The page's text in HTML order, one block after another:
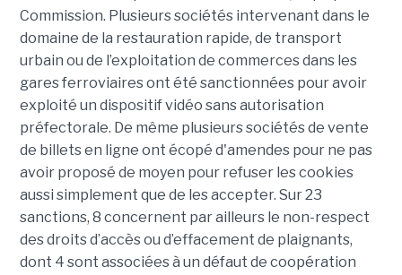
Commission. Plusieurs sociétés intervenant dans le
domaine de la restauration rapide, de transport
urbain ou de l’exploitation de commerces dans les
gares ferroviaires ont été sanctionnées pour avoir
exploité un dispositif vidéo sans autorisation
préfectorale. De même plusieurs sociétés de vente
de billets en ligne ont écopé d'amendes pour ne pas
avoir proposé de moyen pour refuser les cookies
aussi simplement que de les accepter. Sur 23
sanctions, 8 concernent par ailleurs le non-respect
des droits d’accès ou d’effacement de plaignants,
dont 4 sont associées à un défaut de coopération